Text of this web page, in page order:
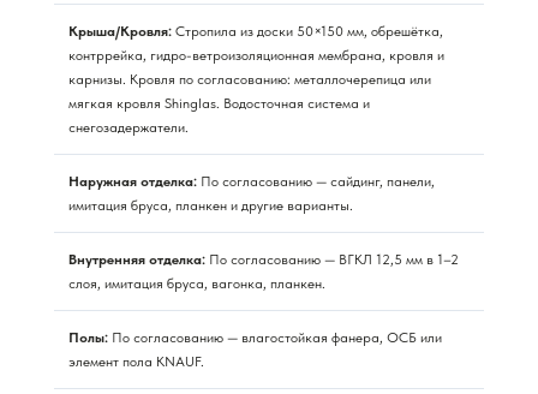
Крыша/Кровля: Стропила из доски 50×150 мм, обрешётка,
контррейка, гидро-ветроизоляционная мембрана, кровля и
карнизы. Кровля по согласованию: металлочерепица или
мягкая кровля Shinglas. Водосточная система и
снегозадержатели.
Наружная отделка: По согласованию — сайдинг, панели,
имитация бруса, планкен и другие варианты.
Внутренняя отделка: По согласованию — ВГКЛ 12,5 мм в 1–2
слоя, имитация бруса, вагонка, планкен.
Полы: По согласованию — влагостойкая фанера, ОСБ или
элемент пола KNAUF.